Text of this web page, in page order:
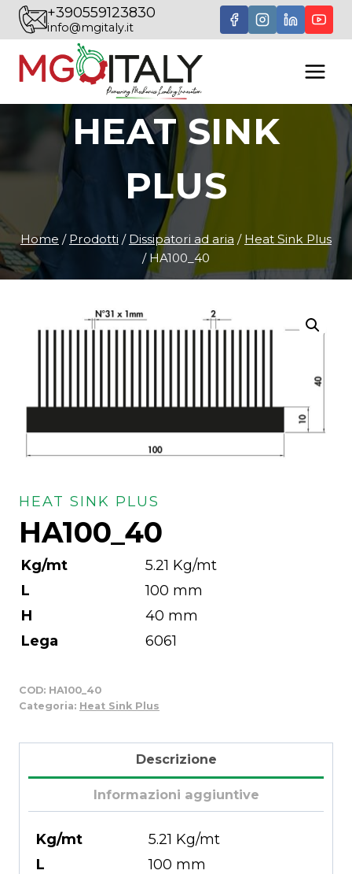
Salta
contenuto
+390559123830
info@mgitaly.it
HEAT SINK
PLUS
Home / Prodotti / Dissipatori ad aria / Heat Sink Plus
/ HA100_40
HEAT SINK PLUS
HA100_40
Kg/mt
5.21 Kg/mt
L
100 mm
H
40 mm
Lega
6061
COD: HA100_40
Categoria: Heat Sink Plus
Descrizione
Informazioni aggiuntive
Kg/mt
5.21 Kg/mt
L
100 mm